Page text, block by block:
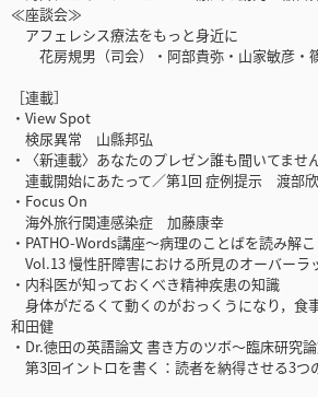
≪座談会≫
アフェレシス療法をもっと身近に
花房規男（司会）・阿部貴弥・山家敏彦・
［連載］
・View Spot
検尿異常 山縣邦弘
・〈新連載〉あなたのプレゼン誰も聞いてませ
連載開始にあたって／第1回 症例提示 渡部
・Focus On
海外旅行関連感染症 加藤康幸
・PATHO-Words講座～病理のことばを読み解
Vol.13 慢性肝障害における所見のオーバー
・内科医が知っておくべき精神疾患の知識
身体がだるくて動くのがおっくうになり，食
和田健
・Dr.徳田の英語論文 書き方のツボ～臨床研究
第3回イントロを書く：読者を納得させる3